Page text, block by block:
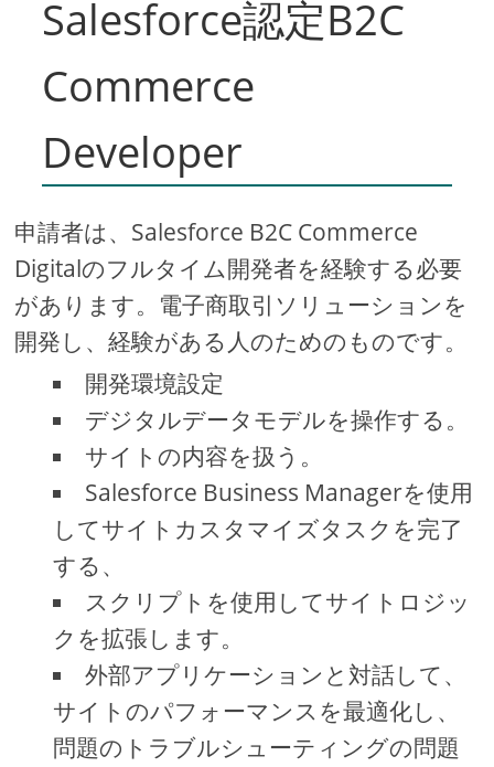
Salesforce認定B2C
Commerce
Developer
申請者は、Salesforce B2C Commerce
Digitalのフルタイム開発者を経験する必要
があります。電子商取引ソリューションを
開発し、経験がある人のためのものです。
開発環境設定
デジタルデータモデルを操作する。
サイトの内容を扱う。
Salesforce Business Managerを使用
してサイトカスタマイズタスクを完了
する、
スクリプトを使用してサイトロジッ
クを拡張します。
外部アプリケーションと対話して、
サイトのパフォーマンスを最適化し、
問題のトラブルシューティングの問題